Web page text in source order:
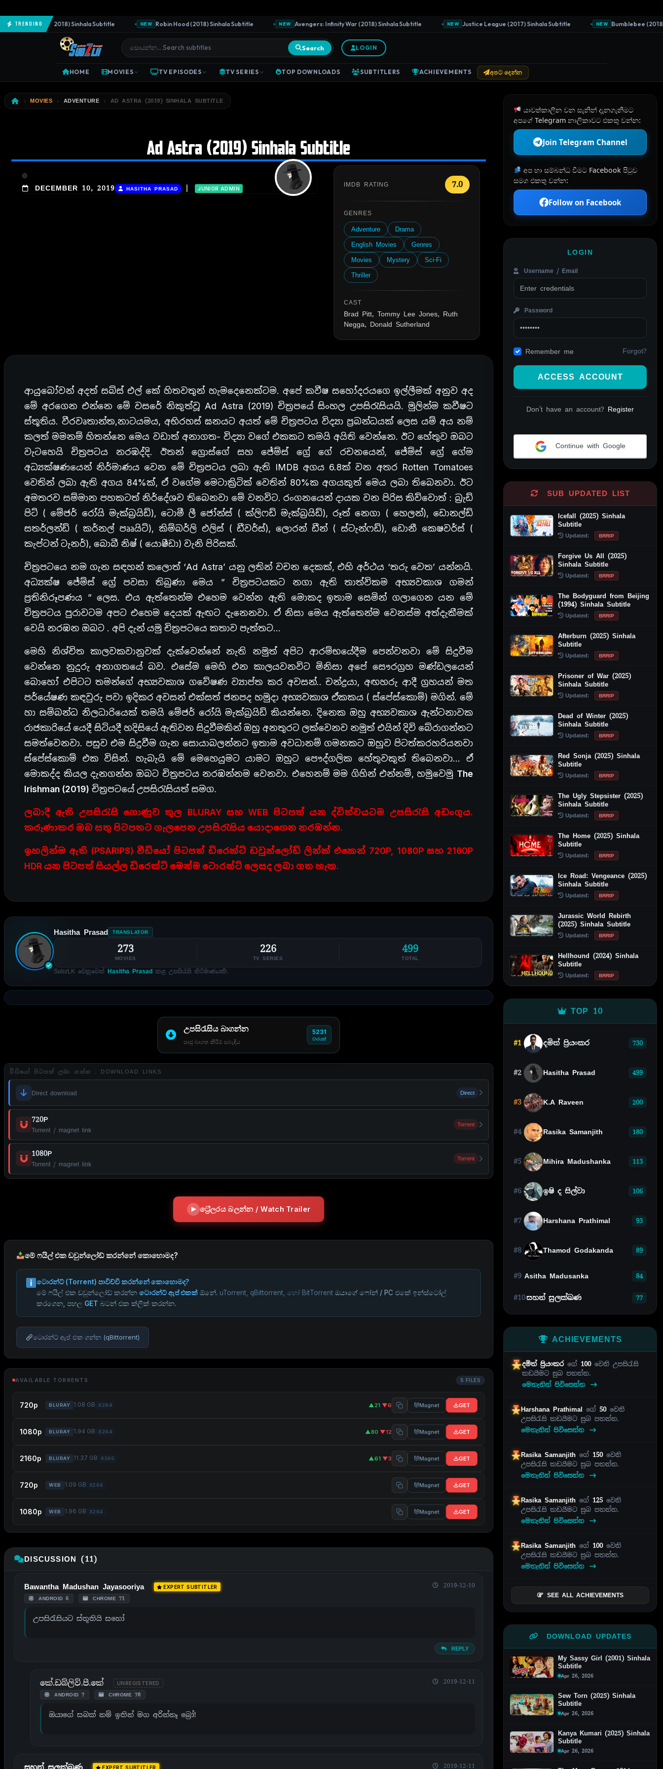
Trending
Predator (2018) Sinhala Subtitle NEW Robin Hood (2018) Sinhala Subtitle NEW Avengers: Infinity War (2018) Sinhala Subtitle NEW Justice League (2017) Sinhala Subtitle NEW Bumblebee (2018)
Search LOGIN
HOME MOVIES TV EPISODES TV SERIES TOP DOWNLOADS SUBTITLERS ACHIEVEMENTS අපට දෙන්න
MOVIES ADVENTURE AD ASTRA (2019) SINHALA SUBTITLE
Ad Astra (2019) Sinhala Subtitle
DECEMBER 10, 2019 HASITHA PRASAD JUNIOR ADMIN
IMDB RATING 7.0
GENRES
Adventure
Drama
English Movies
Genres
Movies
Mystery
Sci-Fi
Thriller
CAST
Brad Pitt, Tommy Lee Jones, Ruth
Negga, Donald Sutherland
ආයුබෝවන් අදත් සබ්ස් එල් කේ හිතවතුන් හැමදෙනෙක්ටම. අපේ කවීෂ සහෝදරයගෙ ඉල්ලීමක් අනුව අද
මේ අරගෙන එන්නෙ මේ වසරේ නිකුත්වූ Ad Astra (2019) චිත්‍රපයේ සිංහල උපසිරැසියයි. මුලින්ම කවීෂට
ස්තූතිය. වීරවෘතාන්ත,නාටයමය, අභිරහස් ඝනයට අයත් මේ චිත්‍රපටය විද්‍යා ප්‍රබන්ධයක් ලෙස යම් අය නම්
කලත් මමනම් හිතන්නෙ මෙය වඩාත් අනාගත- විද්‍යා වගේ එකකට තමයි අයිති වෙන්නෙ. ඊට හේතුව ඔබට
වැටහෙයි චිත්‍රපටය නරඹද්දි. ඊතන් ග්‍රොස්ගේ සහ ජේම්ස් ග්‍රේ ගේ රචනයෙන්, ජේම්ස් ග්‍රේ ගේම
අධ්‍යක්ෂණයෙන් නිර්මාණය වෙන මේ චිත්‍රපටය ලබා ඇති IMDB අගය 6.8ක් වන අතර Rotten Tomatoes
වෙතින් ලබා ඇති අගය 84%ක්, ඒ වගේම මෙටාක්‍රිටික් වෙතින් 80%ක අගයකුත් මෙය ලබා තිබෙනවා. ඊට
අමතරව සම්මාන පහකටත් නිර්දේශව තිබෙනවා මේ වනවිට. රංගනයෙන් දායක වන පිරිස කිව්වොත් : බ්‍රැඩ්
පිට් ( මේජර් රෝයි මැක්බ්‍රයිඩ්), ටොමී ලී ජෝන්ස් ( ක්ලිෆඩ් මැක්බ්‍රයිඩ්), රූත් නෙගා ( හෙලන්), ඩොනල්ඩ්
සතර්ලන්ඩ් ( කර්නල් පෲයිට්), කිම්බර්ලි එලිස් ( ඩීවර්ස්), ලොරන් ඩීන් ( ස්ටැන්ෆඩ්), ඩොනී කෙෂවර්ස් (
කැප්ටන් ටැනර්), බොබී නිෂ් ( යොෂීඩා) වැනි පිරිසක්.
චිත්‍රපටයෙ නම ගැන සඳහන් කලොත් ‘Ad Astra’ යනු ලතින් වචන දෙකක්, එහි අර්ථය ‘තරු වෙත’ යන්නයි.
අධ්‍යක්ෂ ජේම්ස් ග්‍රේ පවසා තිබුණා මෙය ” චිත්‍රපටයකට නගා ඇති තාත්විකම අභ්‍යවකාශ ගමන්
ප්‍රතිනිරූපණය ” ලෙස. එය ඇත්තෙන්ම එහෙම වෙන්න ඇති මොකද ඉතාම සෙමින් ගලාගෙන යන මේ
චිත්‍රපටය පුරාවටම අපට එහෙම දෙයක් ඇඟට දැනෙනවා. ඒ නිසා මෙය ඇත්තෙන්ම වෙනස්ම අත්දැකීමක්
වෙයි නරඹන ඔබට . අපි දැන් යමු චිත්‍රපටයෙ කතාව පැත්තට…
මෙහි නිශ්චිත කාලවකවානුවක් දැක්වෙන්නේ නැති නමුත් අපිට ආරම්භයේදීම පෙන්වනවා මේ සිදුවීම
වෙන්නෙ නුදුරු අනාගතයේ බව. එසේම මෙහි එන කාලයවනවිට මිනිසා අපේ සෞරග්‍රහ මණ්ඩලයෙන්
බොහෝ එපිටට තමන්ගේ අභ්‍යවකාශ ගවේෂණ ව්‍යාප්ත කර අවසන්.. චන්ද්‍රයා, අඟහරු ආදී ග්‍රහයන් මත
පර්යේෂණ කඳවුරු පවා ඉදිකර අවසන් එක්සත් ජනපද හමුදා අභ්‍යවකාශ ඒකකය ( ස්පේස්කොම්) මගින්. මේ
හා සම්බන්ධ නිලධාරියෙක් තමයි මේජර් රෝයි මැක්බ්‍රයිඩ් කියන්නෙ. දිනෙක ඔහු අභ්‍යවකාශ ඇන්ටනාවක
රාජකාරියේ යෙදී සිටියදී හදිසියේ ඇතිවන සිදුවීමකින් ඔහු අනතුරට ලක්වෙනව නමුත් එයින් දිවි බේරාගන්නට
සමත්වෙනවා. පසුව එම සිදුවීම ගැන සොයාබලන්නට ඉතාම අවධානම් ගමනකට ඔහුව පිටත්කරහරියනවා
ස්පේස්කොම් එක විසින්. හැබැයි මේ මෙහෙයුමට යාමට ඔහුට පෞද්ගලික හේතුවකුත් තිබෙනවා… ඒ
මොකද්ද කියල දැනගන්න ඔබට චිත්‍රපටය නරඹන්නම වෙනවා. එහෙනම් මම ගිහින් එන්නම්, හමුවෙමු The
Irishman (2019) චිත්‍රපටයේ උපසිරැසියත් සමග.
ලබාදී ඇති උපසිරැසි ගොණුව තුල BLURAY සහ ‍WEB පිටපත් යන ද්විත්වයටම උපසිරැසි අඩංගුය.
කරුණාකර ඔබ සතු පිටපතට ගැලපෙන උපසිරැසිය යොදාගෙන නරඹන්න.
ඉහලින්ම ඇති (PSARIPS) වීඩියෝ පිටපත් ඩිරෙක්ට් ඩවුන්ලෝඩ් ලින්ක් එකෙන් 720P, 1080P සහ 2160P
HDR යන පිටපත් සියල්ල ඩිරෙක්ට් මෙන්ම ටොරන්ට් ලෙසද ලබා ගත හැක.
Hasitha Prasad TRANSLATOR
273
MOVIES
226
TV SERIES
499
TOTAL
SubzLK වෙනුවෙන් Hasitha Prasad කළ උපසිරැසි නිර්මාණයකි.
උපසිරැසිය බාගන්න
සෘජු බාගත කිරීම් සබැඳිය
5231
වාරයක්
වීඩියෝ පිටපත් ලබා ගන්න . DOWNLOAD LINKS
Direct download Direct
720P
Torrent / magnet link
Torrent
1080P
Torrent / magnet link
Torrent
ට්‍රේලරය බලන්න / Watch Trailer
මේ ෆයිල් එක ඩවුන්ලෝඩ් කරන්නේ කොහොමද?
ටොරන්ට් (Torrent) පාවිච්චි කරන්නේ කොහොමද?
මේ ෆයිල් එක ඩවුන්ලෝඩ් කරන්නටොරන්ට් ඇප් එකක් ඕනේ. uTorrent, qBittorrent, හෝ BitTorrent ඔයාගේ ෆෝන් / PC එකේ ඉන්ස්ටෝල්
කරගෙන, පහල GET බටන් එක ක්ලික් කරන්න.
ටොරන්ට් ඇප් එක ගන්න (qBittorrent)
AVAILABLE TORRENTS 5 FILES
720p BLURAY 1.08 GB X264 ▲21·▼6 Magnet GET
1080p BLURAY 1.94 GB X264 ▲80·▼12 Magnet GET
2160p BLURAY 11.37 GB X265 ▲61·▼3 Magnet GET
720p WEB 1.09 GB X264 Magnet GET
1080p WEB 1.96 GB X264 Magnet GET
DISCUSSION (11)
Bawantha Madushan Jayasooriya EXPERT SUBTITLER
ANDROID 6 CHROME 71
2019-12-10
උපසිරැසියට ස්තූතියි සහෝ
REPLY
කේ.ඩබ්ලිව්.පී.කේ UNREGISTERED
ANDROID 7 CHROME 78
2019-12-11
ඔයාගේ සබක් නම් ඉතින් මග අරින්නෑ බ්‍රෝ!
EXPERT SUBTITLER 2019-12-11
යාවත්කාලීන වන සැනින් දැනගැනීමට
අපගේ Telegram නාලිකාවට එකතු වන්න:
Join Telegram Channel
අප හා සම්බන්ධ වීමට Facebook පිටුව
සමග එකතු වන්න:
Follow on Facebook
LOGIN
Username / Email
Password
Remember me Forgot?
ACCESS ACCOUNT
Don't have an account? Register
Continue with Google
SUB UPDATED LIST
Icefall (2025) Sinhala
Subtitle
Updated: BRRIP
Forgive Us All (2025)
Sinhala Subtitle
Updated: BRRIP
The Bodyguard from Beijing
(1994) Sinhala Subtitle
Updated: BRRIP
Afterburn (2025) Sinhala
Subtitle
Updated: BRRIP
Prisoner of War (2025)
Sinhala Subtitle
Updated: BRRIP
Dead of Winter (2025)
Sinhala Subtitle
Updated: BRRIP
Red Sonja (2025) Sinhala
Subtitle
Updated: BRRIP
The Ugly Stepsister (2025)
Sinhala Subtitle
Updated: BRRIP
The Home (2025) Sinhala
Subtitle
Updated: BRRIP
Ice Road: Vengeance (2025)
Sinhala Subtitle
Updated: BRRIP
Jurassic World Rebirth
(2025) Sinhala Subtitle
Updated: BRRIP
Hellhound (2024) Sinhala
Subtitle
Updated: BRRIP
TOP 10
#1 දමිත් ප්‍රියංකර 730
#2 Hasitha Prasad 499
#3 K.A Raveen 200
#4 Rasika Samanjith 180
#5 Mihira Madushanka 113
#6 ඉෂි ද සිල්වා 106
#7 Harshana Prathimal 93
#8 Thamod Godakanda 89
#9 Asitha Madusanka 84
#10සහන් සුලක්ඛණ 77
ACHIEVEMENTS
දමිත් ප්‍රියංකර ගේ 100වෙනි උපසිරැසි
කඩයීමට සුබ පතන්න.
මෙතැනින් පිවිසෙන්න
Harshana Prathimal ගේ 50වෙනි
උපසිරැසි කඩයීමට සුබ පතන්න.
මෙතැනින් පිවිසෙන්න
Rasika Samanjithගේ 150වෙනි
උපසිරැසි කඩයීමට සුබ පතන්න.
මෙතැනින් පිවිසෙන්න
Rasika Samanjithගේ 125 වෙනි
උපසිරැසි කඩයීමට සුබ පතන්න.
මෙතැනින් පිවිසෙන්න
Rasika Samanjithගේ 100වෙනි
උපසිරැසි කඩයීමට සුබ පතන්න.
මෙතැනින් පිවිසෙන්න
SEE ALL ACHIEVEMENTS
DOWNLOAD UPDATES
My Sassy Girl (2001) Sinhala
Subtitle
Apr 26, 2026
Sew Torn (2025) Sinhala
Subtitle
Apr 26, 2026
Kanya Kumari (2025) Sinhala
Subtitle
Apr 26, 2026